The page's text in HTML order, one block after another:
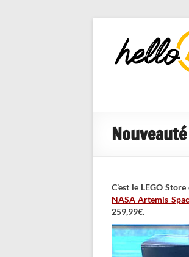
Blog LEGO,
nouveaut�s
C’est le LEGO
NASA Artemis
259,99€.